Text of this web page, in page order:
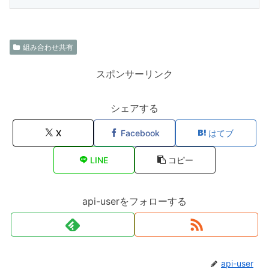
組み合わせ共有
スポンサーリンク
シェアする
X Facebook はてブ
LINE コピー
api-userをフォローする
api-user